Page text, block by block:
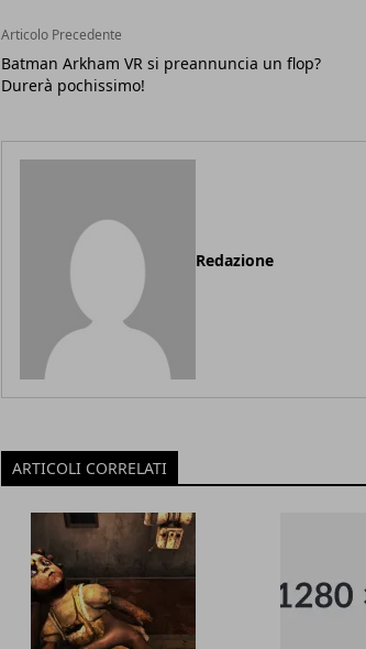
Articolo Precedente
Batman Arkham VR si preannuncia un flop?
Durerà pochissimo!
Redazione
ARTICOLI CORRELATI